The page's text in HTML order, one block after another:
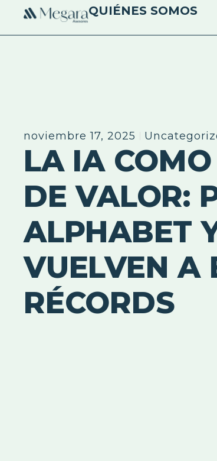
QUIÉNES SOMOS
noviembre 17, 2025
LA IA
DE VALOR:
ALPHABET
VUELVEN A
RÉCORDS